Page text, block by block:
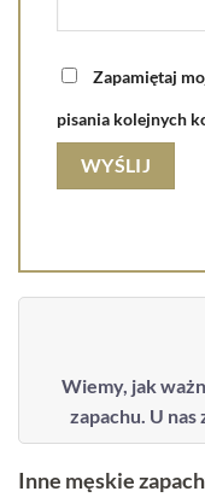
Zapamiętaj
pisania kolejnych
Wiemy, jak
zapachu. U
Inne męskie